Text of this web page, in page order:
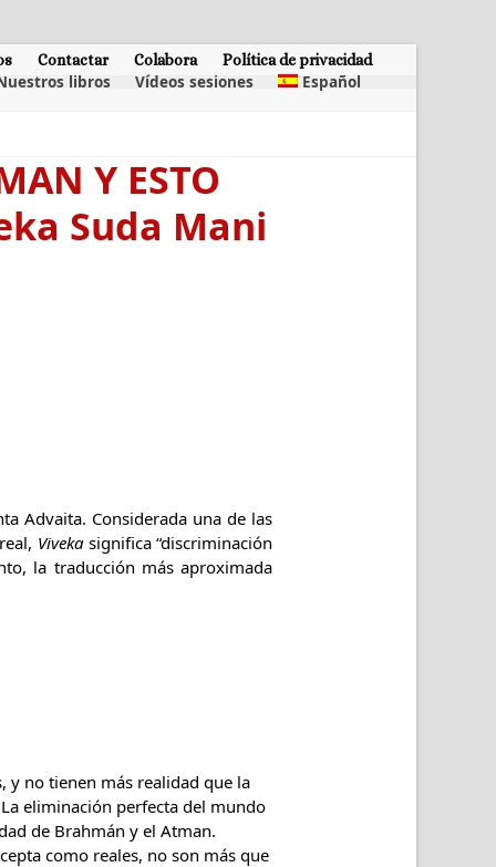
Contactar Colabora Política de privacidad
libros Vídeos sesiones Español
Y ESTO
Suda Mani
Advaita. Considerada una de las
Vivekasignifica “discriminación
la traducción más aproximada
y no tienen más realidad que la
eliminación perfecta del mundo
de Brahmán y el Atman.
como reales, no son más que